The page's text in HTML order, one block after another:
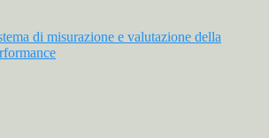
di misurazione e valutazione della